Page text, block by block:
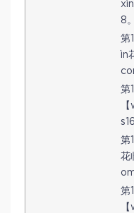
8
第
ìn
第
第
花
第